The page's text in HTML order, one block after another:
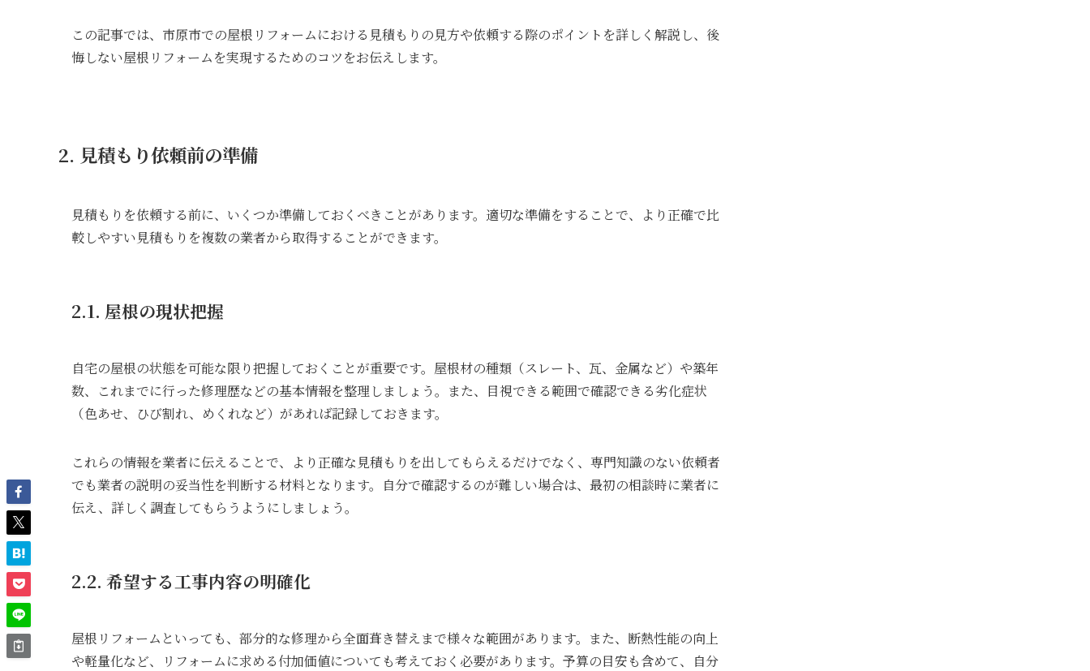
この記事では、市原市での屋根リフォームにおける見積もりの見方や依頼する際のポイントを詳しく解説し、後
悔しない屋根リフォームを実現するためのコツをお伝えします。
2. 見積もり依頼前の準備
見積もりを依頼する前に、いくつか準備しておくべきことがあります。適切な準備をすることで、より正確で比
較しやすい見積もりを複数の業者から取得することができます。
2.1. 屋根の現状把握
自宅の屋根の状態を可能な限り把握しておくことが重要です。屋根材の種類（スレート、瓦、金属など）や築年
数、これまでに行った修理歴などの基本情報を整理しましょう。また、目視できる範囲で確認できる劣化症状
（色あせ、ひび割れ、めくれなど）があれば記録しておきます。
これらの情報を業者に伝えることで、より正確な見積もりを出してもらえるだけでなく、専門知識のない依頼者
でも業者の説明の妥当性を判断する材料となります。自分で確認するのが難しい場合は、最初の相談時に業者に
伝え、詳しく調査してもらうようにしましょう。
2.2. 希望する工事内容の明確化
屋根リフォームといっても、部分的な修理から全面葺き替えまで様々な範囲があります。また、断熱性能の向上
や軽量化など、リフォームに求める付加価値についても考えておく必要があります。予算の目安も含めて、自分